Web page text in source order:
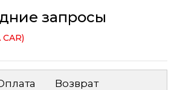
запросы
Возврат